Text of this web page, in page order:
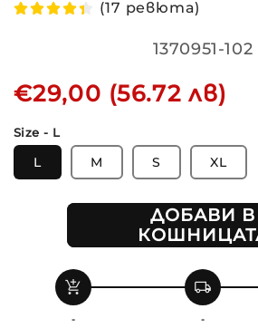
(17 ревюта)
Translation
1370951-102
Редовна
€29,00 (56.72 лв)
Size - L
L M S XL
ДОБАВИ В
add_shopping_cart
-
local_shipping
-